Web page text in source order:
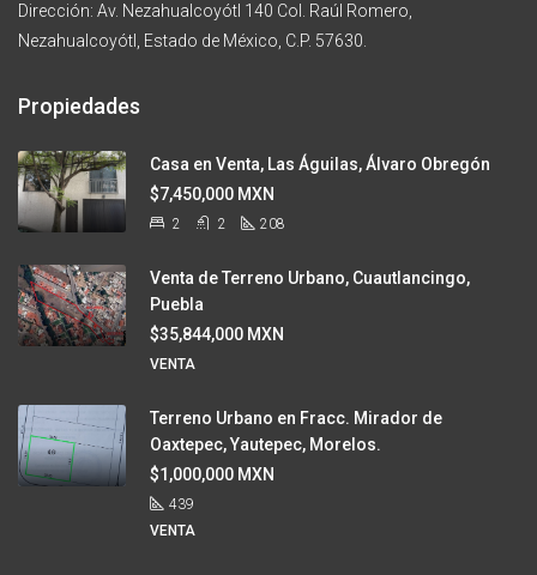
Dirección: Av. Nezahualcoyótl 140 Col. Raúl Romero,
Nezahualcoyótl, Estado de México, C.P. 57630.
Propiedades
Casa en Venta, Las Águilas, Álvaro Obregón
$7,450,000 MXN
2 2 208
Venta de Terreno Urbano, Cuautlancingo,
Puebla
$35,844,000 MXN
VENTA
Terreno Urbano en Fracc. Mirador de
Oaxtepec, Yautepec, Morelos.
$1,000,000 MXN
439
VENTA